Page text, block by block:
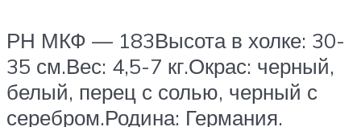
РН МКФ — 183Высота в холке: 30-
35 см.Вес: 4,5-7 кг.Окрас: черный,
белый, перец с солью, черный с
серебром.Родина: Германия.